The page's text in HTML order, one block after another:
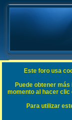
FAQ
Índice general
Buscar
Este foro usa
Puede obtener
momento al hacer
Para utilizar